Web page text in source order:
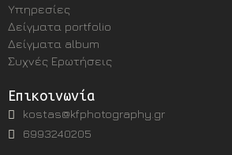
Υπηρεσίες
Δείγματα portfolio
Δείγματα album
Συχνές Ερωτήσεις
Επικοινωνία
kostas@kfphotography.gr
6993240205